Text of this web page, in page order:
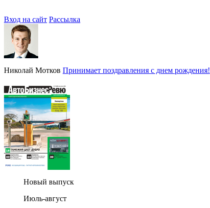
Вход на сайт Рассылка
Николай Мотков Принимает поздравления с днем рождения!
Новый выпуск
Июль-август